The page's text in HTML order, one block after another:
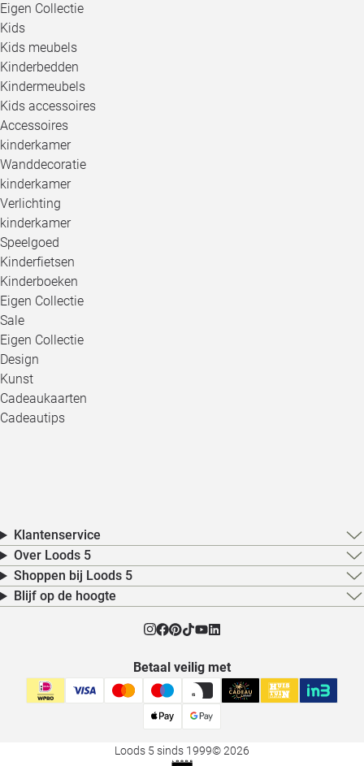
Eigen Collectie
Kids
Kids meubels
Kinderbedden
Kindermeubels
Kids accessoires
Accessoires
kinderkamer
Wanddecoratie
kinderkamer
Verlichting
kinderkamer
Speelgoed
Kinderfietsen
Kinderboeken
Eigen Collectie
Sale
Eigen Collectie
Design
Kunst
Cadeaukaarten
Cadeautips
Klantenservice
Over Loods 5
Shoppen bij Loods 5
Blijf op de hoogte
Betaal veilig met
Loods 5 sinds 1999© 2026